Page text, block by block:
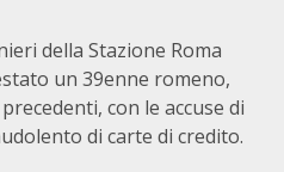
della Stazione Roma
un 39enne romeno,
con le accuse di
di carte di credito.